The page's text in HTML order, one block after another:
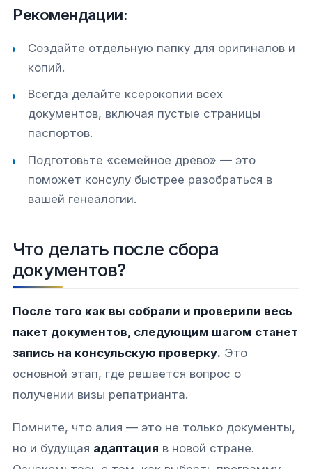
Рекомендации:
Создайте отдельную папку для оригиналов и
копий.
Всегда делайте ксерокопии всех
документов, включая пустые страницы
паспортов.
Подготовьте «семейное древо» — это
поможет консулу быстрее разобраться в
вашей генеалогии.
Что делать после сбора
документов?
После того как вы собрали и проверили весь
пакет документов, следующим шагом станет
запись на консульскую проверку. Это
основной этап, где решается вопрос о
получении визы репатрианта.
Помните, что алия — это не только документы,
но и будущая адаптация в новой стране.